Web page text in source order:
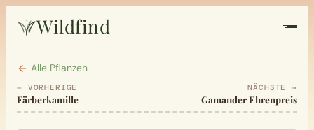
Wildfind
Startseite
Pflanzen
Alle Pflanzen
← VORHERIGE
Färberkamille
NÄCHSTE →
Gamander Ehrenpreis